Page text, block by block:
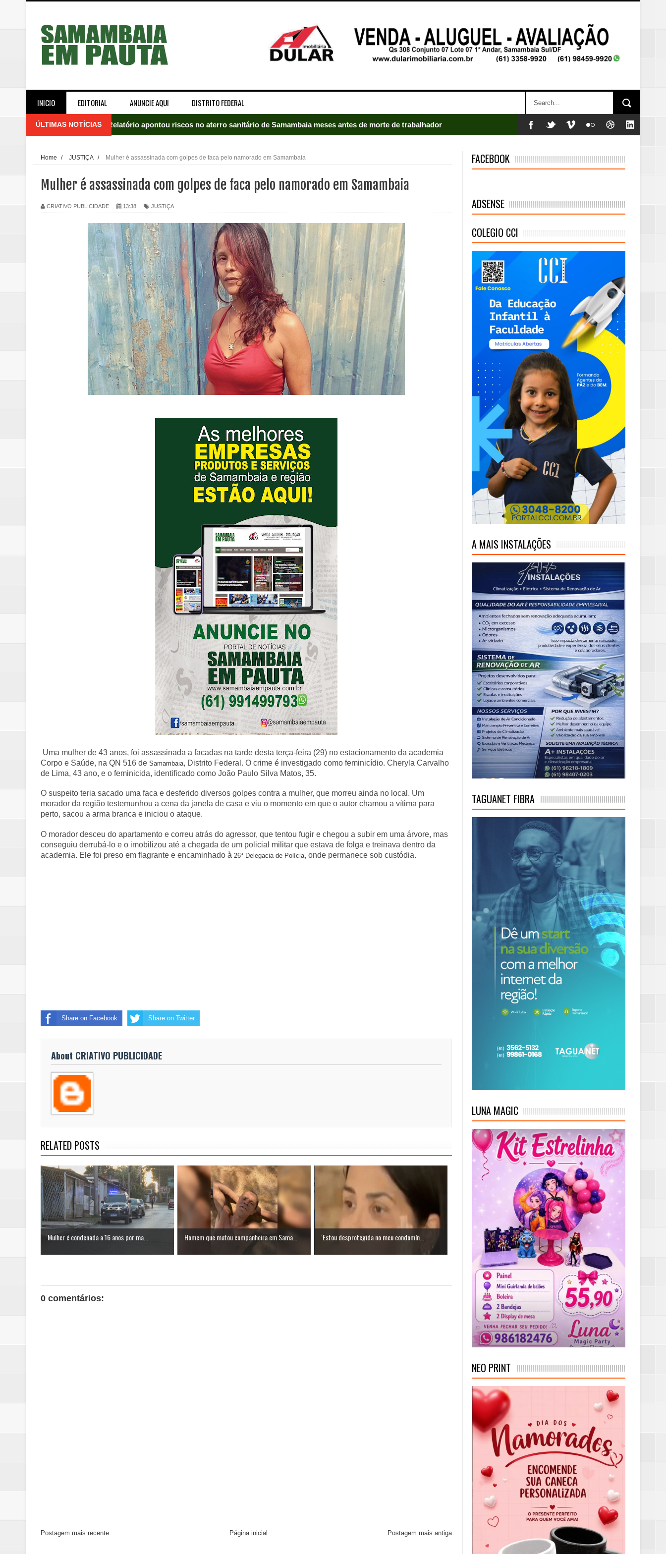
INICIO EDITORIAL ANUNCIE AQUI DISTRITO FEDERAL
ÚLTIMAS NOTÍCIAS Relatório apontou riscos no aterro sanitário de Samambaia meses antes de morte de trabalhador
Homem é socorrido após ser vítima de agressão em Samambaia
Moradora de Samambaia tem prisão preventiva decretada pela Justiça
Claudeci Luart surge como uma nova força e esperança para os feirantes do DF
Samambaia inicia campanha para atualizar vacinação de crianças e adolescentes
Morador de Samambaia morre após sofrer mal súbito
PL e Flávio Bolsonaro oficializam candidatura de Hamilton Tatu por Samambaia, Recanto das Emas e Água Quente
Renata D´Aguiar destaca potencial da pecuária para fortalecer a economia do Distrito Federal
Trabalhador morre após ser atingido por trator em aterro de Samambaia
Laboratório de Vertentes Psy promove formação gratuita em Psytrance em Samambaia
PMDF resgata aves silvestres e autua cinco pessoas por crime ambiental em Samambaia
TJDFT promoverá Dia da Inclusão Digital em Samambaia
Ex-funcionário é preso após furtar chocolates e ameaçar funcionários de supermercado em Samambaia
Hamilton Tatu confirma pré-candidatura à CLDF por Samambaia: “Estou preparado”
Denúncia de erro médico no Hospital de Samambaia deixa mãe sem o filho, sem o útero e sem um rim
Rodas de carros são furtadas em estacionamento do Metrô de Samambaia
Campanha para Transplante do Padre Lucas de Samambaia entra em mês decisivo com 72% da meta alcançada
Home / JUSTIÇA / Mulher é assassinada com golpes de faca pelo namorado em Samambaia
Mulher é assassinada com golpes de faca pelo namorado em Samambaia
CRIATIVO PUBLICIDADE 13:38 JUSTIÇA
Uma mulher de 43 anos, foi assassinada a facadas na tarde desta terça-feira (29) no estacionamento da academia
Corpo e Saúde, na QN 516 de Samambaia, Distrito Federal. O crime é investigado como feminicídio. Cheryla Carvalho
de Lima, 43 ano, e o feminicida, identificado como João Paulo Silva Matos, 35.
O suspeito teria sacado uma faca e desferido diversos golpes contra a mulher, que morreu ainda no local. Um
morador da região testemunhou a cena da janela de casa e viu o momento em que o autor chamou a vítima para
perto, sacou a arma branca e iniciou o ataque.
O morador desceu do apartamento e correu atrás do agressor, que tentou fugir e chegou a subir em uma árvore, mas
conseguiu derrubá-lo e o imobilizou até a chegada de um policial militar que estava de folga e treinava dentro da
academia. Ele foi preso em flagrante e encaminhado à 26ª Delegacia de Polícia, onde permanece sob custódia.
Share on Facebook Share on Twitter
About CRIATIVO PUBLICIDADE
RELATED POSTS
Mulher é condenada a 16 anos por ma... Homem que matou companheira em Sama... ‘Estou desprotegida no meu condomín...
0 comentários:
Postagem mais recente Postagem mais antiga
Página inicial
FACEBOOK
ADSENSE
COLEGIO CCI
A MAIS INSTALAÇÕES
TAGUANET FIBRA
LUNA MAGIC
NEO PRINT